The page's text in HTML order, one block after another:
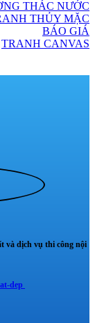
THÁC NƯỚC
THỦY MẶC
BÁO GIÁ
TRANH CANVAS
và dịch vụ thi công nội
dep